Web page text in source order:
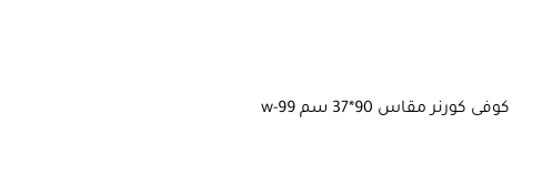
كوفى كورنر مقاس 90*37 سم w-99